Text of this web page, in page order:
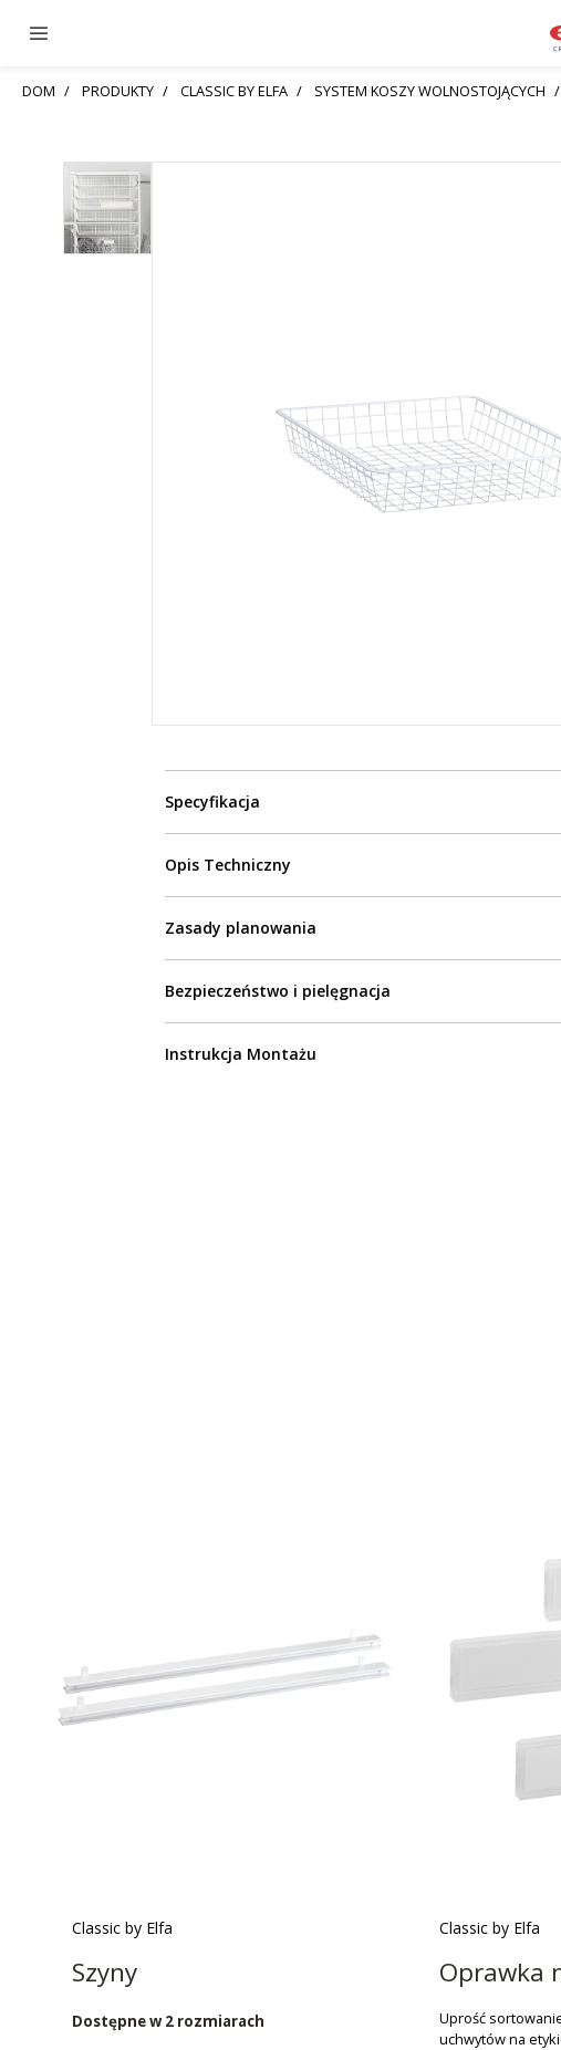
DOM PRODUKTY CLASSIC BY ELFA SYSTEM KOSZY WOLNOSTOJĄCYCH
Specyfikacja
Opis Techniczny
Zasady planowania
Bezpieczeństwo i pielęgnacja
Instrukcja Montażu
Classic by Elfa
Szyny
Dostępne w 2 rozmiarach
Classic by Elfa
Oprawka
Uprość
uchwytów na